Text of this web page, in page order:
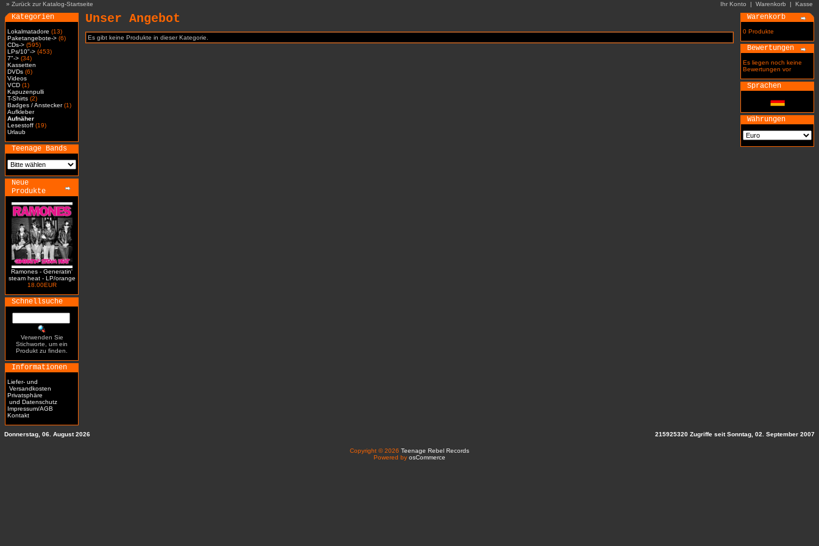
» Zurück zur Katalog-Startseite Ihr Konto | Warenkorb | Kasse
Kategorien
Lokalmatadore (13)
Paketangebote-> (6)
CDs-> (595)
LPs/10"-> (453)
7"-> (34)
Kassetten
DVDs (6)
Videos
VCD (1)
Kapuzenpulli
T-Shirts (2)
Badges / Anstecker(1)
Aufkleber
Aufnäher
Lesestoff (19)
Urlaub
Teenage Bands
Neue
Produkte
Ramones - Generatin'
steam heat - LP/orange
18.00EUR
Schnellsuche
Verwenden Sie
Stichworte, um ein
Produkt zu finden.
Informationen
Liefer- und
Versandkosten
Privatsphäre
und Datenschutz
Impressum/AGB
Kontakt
Unser Angebot
Es gibt keine Produkte in dieser Kategorie.
Warenkorb
0 Produkte
Bewertungen
Es liegen noch keine
Bewertungen vor
Sprachen
Währungen
Donnerstag, 06. August 2026 215925320 Zugriffe seit Sonntag, 02. September 2007
Copyright © 2026 Teenage Rebel Records
Powered by osCommerce